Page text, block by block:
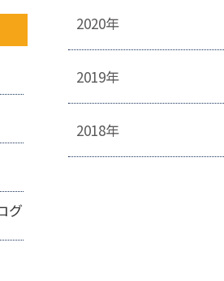
グ
2020年
2019年
2018年